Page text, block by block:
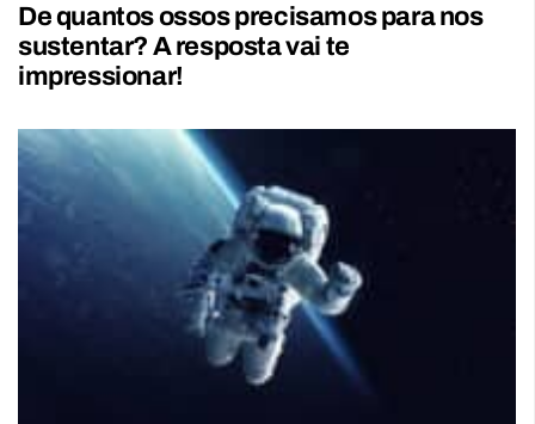
De quantos ossos precisamos para nos
sustentar? A resposta vai te
impressionar!